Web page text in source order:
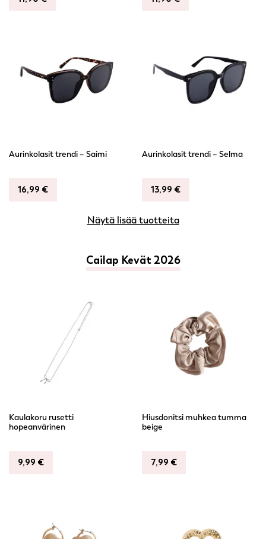
Aurinkolasit trendi – Saimi
16,99 €
Aurinkolasit trendi – Selma
13,99 €
Näytä lisää tuotteita
Cailap Kevät 2026
Kaulakoru rusetti
hopeanvärinen
9,99 €
Hiusdonitsi muhkea tumma
beige
7,99 €